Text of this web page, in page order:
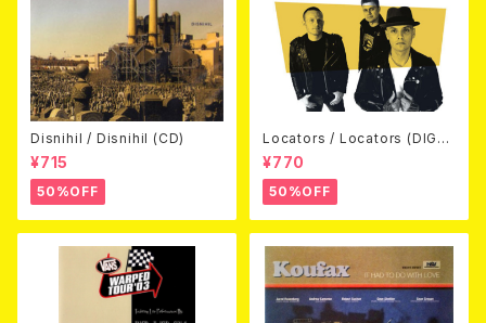
Disnihil / Disnihil (CD)
¥715
50%OFF
Locators / Locators (DIGPA
CK CD)
¥770
50%OFF